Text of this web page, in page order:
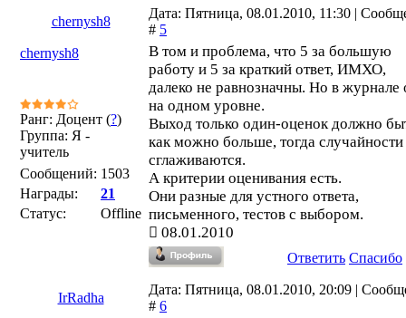
chernysh8
Дата: Пятница, 08.01.2010, 11:30 |
# 5
chernysh8
Ранг: Доцент (?)
Группа: Я -
учитель
Сообщений: 1503
Награды:
21
Статус:
Offline
В том и проблема, что 5 за большую
работу и 5 за краткий ответ, ИМХО,
далеко не равнозначны. Но в журнале
на одном уровне.
Выход только один-оценок должно
как можно больше, тогда случайности
сглаживаются.
А критерии оценивания есть.
Они разные для устного ответа,
письменного, тестов с выбором.
08.01.2010
Ответить Спасибо
IrRadha
Дата: Пятница, 08.01.2010, 20:09 |
# 6